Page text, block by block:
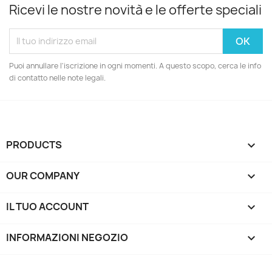
Ricevi le nostre novità e le offerte speciali
Puoi annullare l'iscrizione in ogni momenti. A questo scopo, cerca le info
di contatto nelle note legali.
PRODUCTS 
OUR COMPANY 
IL TUO ACCOUNT 
INFORMAZIONI NEGOZIO keyboard_arrow_down